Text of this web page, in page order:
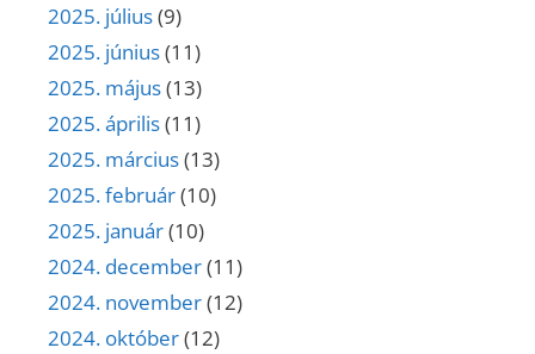
2025. július(9)
2025. június(11)
2025. május(13)
2025. április(11)
2025. március(13)
2025. február(10)
2025. január(10)
2024. december(11)
2024. november(12)
2024. október(12)